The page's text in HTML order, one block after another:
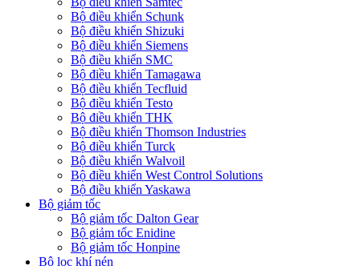
Bộ điều khiển Schunk
Bộ điều khiển Shizuki
Bộ điều khiển Siemens
Bộ điều khiển SMC
Bộ điều khiển Tamagawa
Bộ điều khiển Tecfluid
Bộ điều khiển Testo
Bộ điều khiển THK
Bộ điều khiển Thomson Industries
Bộ điều khiển Turck
Bộ điều khiển Walvoil
Bộ điều khiển West Control Solutions
Bộ điều khiển Yaskawa
Bộ giảm tốc
Bộ giảm tốc Dalton Gear
Bộ giảm tốc Enidine
Bộ giảm tốc Honpine
Bộ lọc khí nén